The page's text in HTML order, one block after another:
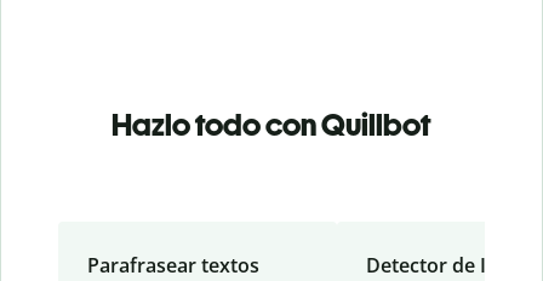
Hazlo todo con Quillbot
Parafrasear textos Detector de IA